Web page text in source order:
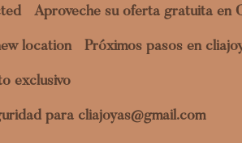
Aproveche su oferta gratuita en
location Próximos pasos en
exclusivo
para cliajoyas@gmail.com